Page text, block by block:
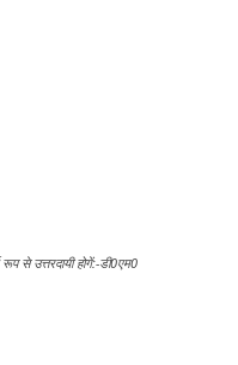
रूप से उत्तरदायी होगें:-डी0एम0